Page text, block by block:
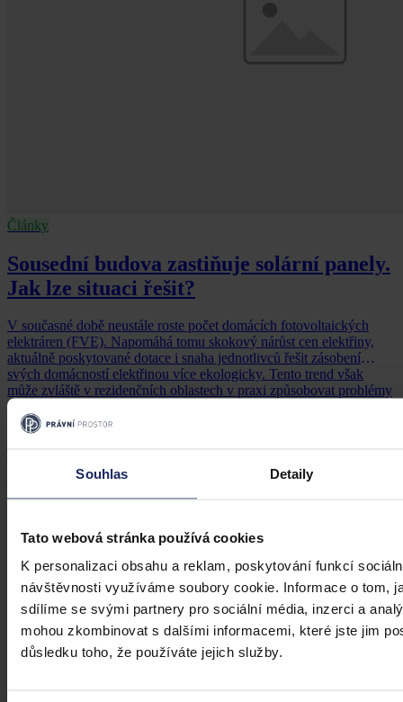
Souhlas Detaily
Tato webová stránka používá cookies
K personalizaci obsahu a reklam, poskytování funkcí
návštěvnosti využíváme soubory cookie. Informace o tom,
sdílíme se svými partnery pro sociální média, inzerci a
mohou zkombinovat s dalšími informacemi, které jste jim
důsledku toho, že používáte jejich služby.
Články
Sousední budova zastiňuje solární panely.
Jak lze situaci řešit?
V současné době neustále roste počet domácích fotovoltaických
elektráren (FVE). Napomáhá tomu skokový nárůst cen elektřiny,
aktuálně poskytované dotace i snaha jednotlivců řešit zásobení
svých domácností elektřinou více ekologicky. Tento trend však
může zvláště v rezidenčních oblastech v praxi způsobovat problémy
z hlediska sousedských sporů, zejména pokud se jeden vlastník
rozhodne postavit určitou stavbu či případně nadstavit stávající
Alžběta Rosinová